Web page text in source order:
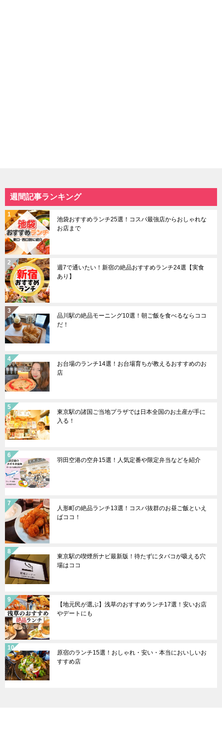
週間記事ランキング
池袋おすすめランチ25選！コスパ最強店からおしゃれな
お店まで
週7で通いたい！新宿の絶品おすすめランチ24選【実食
あり】
品川駅の絶品モーニング10選！朝ご飯を食べるならココ
だ！
お台場のランチ14選！お台場育ちが教えるおすすめのお
店
東京駅の諸国ご当地プラザでは日本全国のお土産が手に
入る！
羽田空港の空弁15選！人気定番や限定弁当などを紹介
人形町の絶品ランチ13選！コスパ抜群のお昼ご飯といえ
ばココ！
東京駅の喫煙所ナビ最新版！待たずにタバコが吸える穴
場はココ
【地元民が選ぶ】浅草のおすすめランチ17選！安いお店
やデートにも
原宿のランチ15選！おしゃれ・安い・本当においしいお
すすめ店